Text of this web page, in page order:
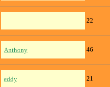
22
Anthony 46
eddy 21